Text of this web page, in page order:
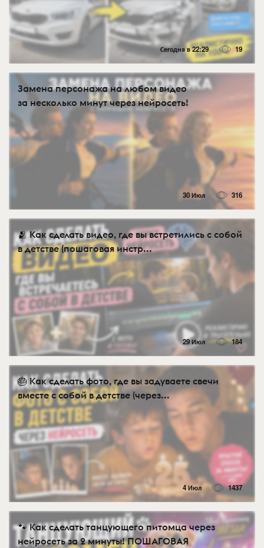
Сегодня в 22:29 19
Замена персонажа на любом видео
за несколько минут через нейросеть!
30 Июл 316
🫂 Как сделать видео, где вы встретились с собой
в детстве (пошаговая инстр...
29 Июл 184
🎂 Как сделать фото, где вы задуваете свечи
вместе с собой в детстве (через...
4 Июл 1437
🐾 Как сделать танцующего питомца через
нейросеть за 2 минуты! ПОШАГОВАЯ